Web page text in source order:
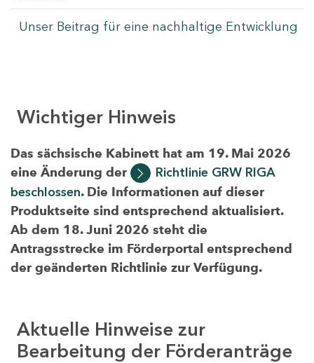
Unser Beitrag für eine nachhaltige Entwicklung
Wichtiger Hinweis
Das sächsische Kabinett hat am 19. Mai 2026
eine Änderung der
Richtlinie GRW RIGA
beschlossen. Die Informationen auf dieser
Produktseite sind entsprechend aktualisiert.
Ab dem 18. Juni 2026 steht die
Antragsstrecke im Förderportal entsprechend
der geänderten Richtlinie zur Verfügung.
Aktuelle Hinweise zur
Bearbeitung der Förderanträge